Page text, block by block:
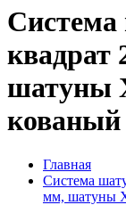
Система
квадрат
шатуны
Главная
Система
мм, шатуны